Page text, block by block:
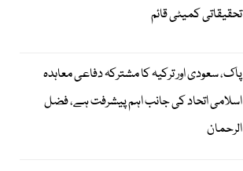
تحقیقاتی کمیٹی قائم
پاک، سعودی اور ترکیہ کا مشترکہ دفاعی معاہدہ
اسلامی اتحاد کی جانب اہم پیشرفت ہے، فضل
الرحمان